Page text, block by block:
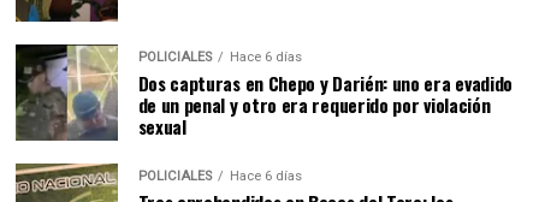
POLICIALES Hace 6 días
Dos capturas en Chepo y Darién: uno era evadido
de un penal y otro era requerido por violación
sexual
POLICIALES Hace 6 días